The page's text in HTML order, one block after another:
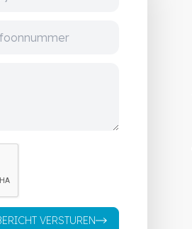
VERSTUREN